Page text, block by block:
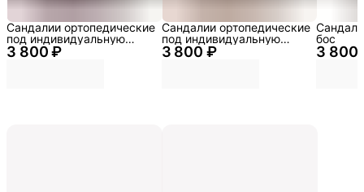
3 800 ₽
Сандалии ортопедические
под индивидуальную
стельку
3 800 ₽
Сандалии ортопедические
под индивидуальную
стельку
3 800
бос